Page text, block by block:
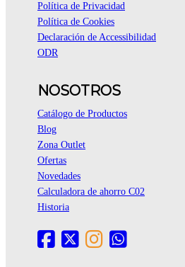
Política de Privacidad
Política de Cookies
Declaración de Accessibilidad
ODR
NOSOTROS
Catálogo de Productos
Blog
Zona Outlet
Ofertas
Novedades
Calculadora de ahorro C02
Historia